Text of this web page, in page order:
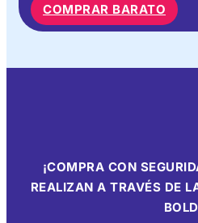
COMPRAR BARATO
¡COMPRA CON
REALIZAN A TRAVÉS DE
BOLD